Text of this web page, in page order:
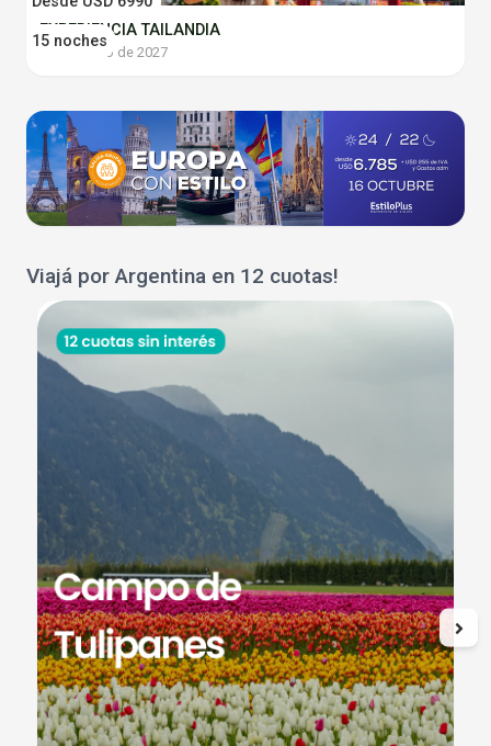
15 noches
EXPERIENCIA TAILANDIA
19 de enero de 2027
Viajá por Argentina en 12 cuotas!